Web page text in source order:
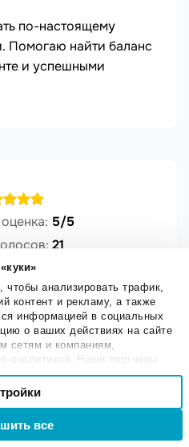
анализировать трафик,
контент и рекламу, а также
информацией в социальных
о ваших действиях на сайте
сетям и компаниям,
аналитикой. Наши партнеры
с предоставленной вами
которые они получили при
все
по-настоящему
Помогаю найти баланс
и успешными
5/5
21